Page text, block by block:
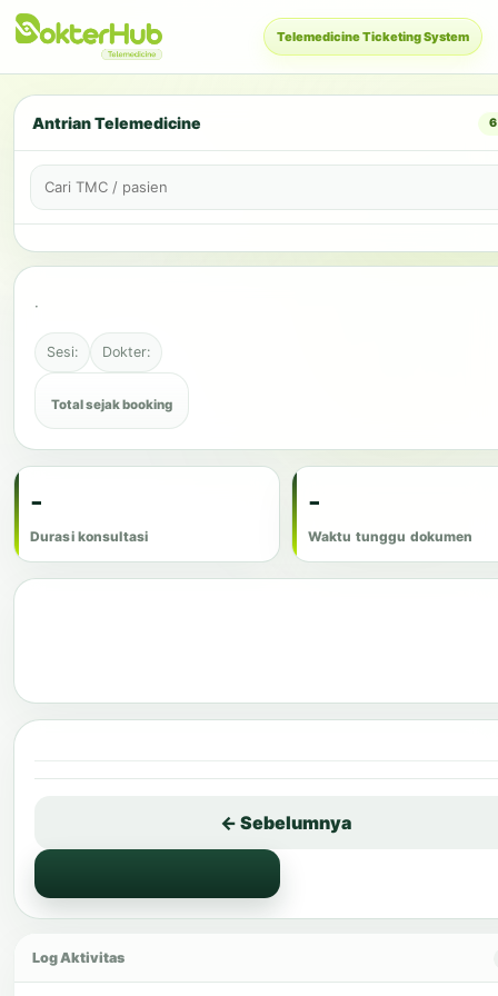
Antrian Telemedicine 6
·
Sesi: Dokter:
Total sejak booking
-
Durasi konsultasi
-
Waktu tunggu dokumen
← Sebelumnya
Log Aktivitas